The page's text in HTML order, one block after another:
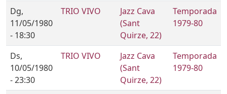
Dg,
11/05/1980
- 18:30
TRIO VIVO
Jazz Cava
(Sant
Quirze, 22)
Temporada
1979-80
Ds,
10/05/1980
- 23:30
TRIO VIVO
Jazz Cava
(Sant
Quirze, 22)
Temporada
1979-80